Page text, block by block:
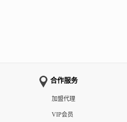
合作服务
加盟代理
VIP会员